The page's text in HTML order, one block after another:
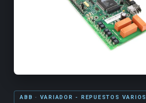
ABB · VARIADOR - REPUESTOS VARIOS